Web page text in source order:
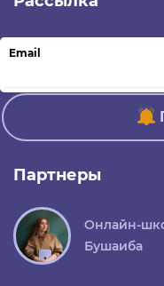
Email
Партнеры
Онлайн-
Бушаиба